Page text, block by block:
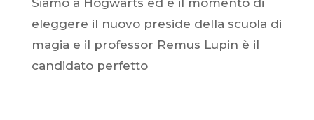
Siamo a Hogwarts ed è il momento di
eleggere il nuovo preside della scuola di
magia e il professor Remus Lupin è il
candidato perfetto